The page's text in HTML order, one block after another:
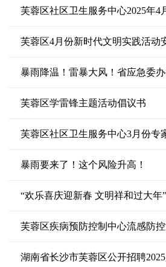
芙蓉区社区卫生服务中心2025年4
芙蓉区4月份新时代文明实践活动
暴雨降温！雷暴大风！省应急委
芙蓉区学雷锋主题活动倡议书
芙蓉区社区卫生服务中心3月份专
暴雨要来了！这个风险升高！
“欢乐喜庆迎新春 文明祥和过大年
芙蓉区疾病预防控制中心流感防
湖南省长沙市芙蓉区公开招聘